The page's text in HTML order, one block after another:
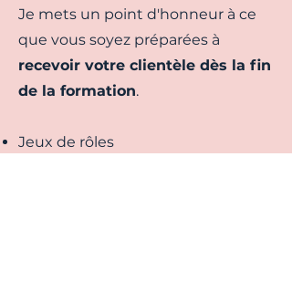
Je mets un point d'honneur à ce
que vous soyez préparées à
recevoir votre clientèle dès la fin
de la formation.
Jeux de rôles